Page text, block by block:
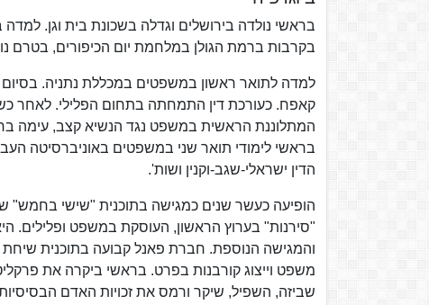
בראשי נולדה בירושלים וגדלה בשכונת בית וגן.
בקרבות ברמת הגולן במלחמת יום הכיפורים, בטרם
למדה לתואר ראשון במשפטים במכללת נתניה.
קאפח. כעורכת דין התמחתה בתחום הפלילי. לאחר
המתלוננת הראשית במשפט נגד הנשיא קצב, עימה
בראשי לימודי תואר שני במשפטים באוניברסיטה
הדין ישראלי-שגב-וקנין ושות'.
הופיעה כעשר שנים כמגישה בתוכנית "שישי בחמש"
"סירנות" בערוץ הראשון, העוסקת במשפט ופלילים.
והמגישה הנוספת. חברת פאנל קבועה בתוכנית שיחת
משפט וייצוג קורבנות בפרט. בראשי ביקרה את
שביזה, השפיל, שיקר ורמס את זכויות האדם